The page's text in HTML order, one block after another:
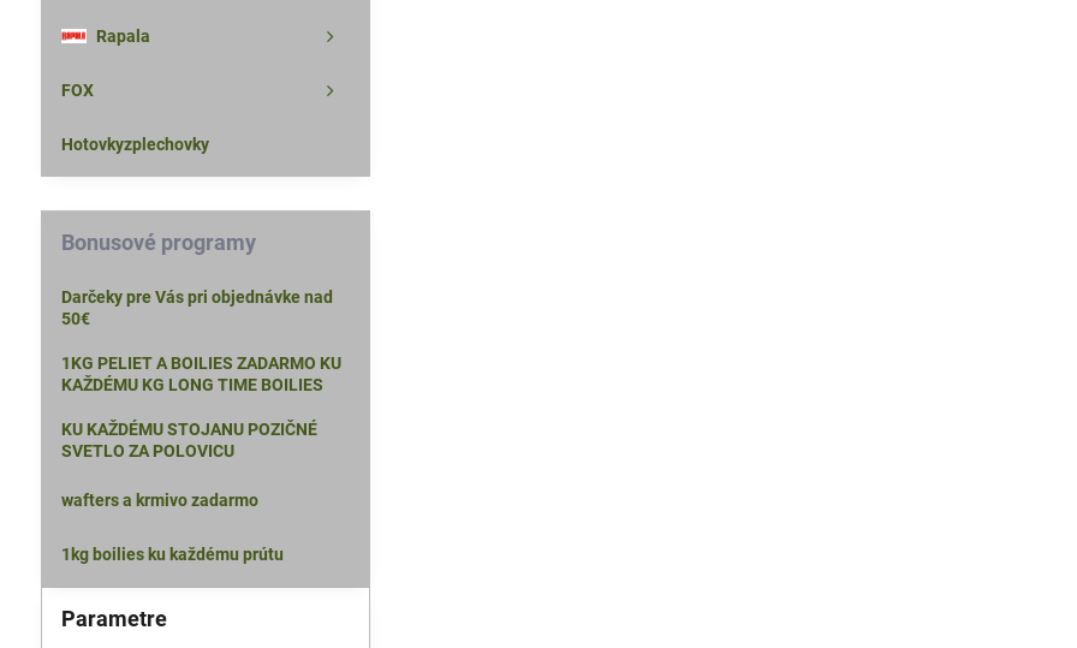
Parametre
Rapala
FOX
Hotovkyzplechovky
Bonusové programy
Darčeky pre Vás pri objednávke nad
50€
1KG PELIET A BOILIES ZADARMO KU
KAŽDÉMU KG LONG TIME BOILIES
KU KAŽDÉMU STOJANU POZIČNÉ
SVETLO ZA POLOVICU
wafters a krmivo zadarmo
1kg boilies ku každému prútu